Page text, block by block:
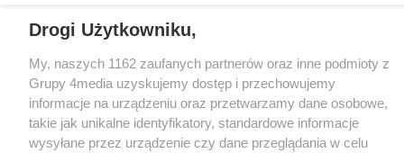
74.05%
Drogi Użytkowniku,
My, naszych 1162 zaufanych partnerów oraz inne podmioty z
Grupy 4media uzyskujemy dostęp i przechowujemy
informacje na urządzeniu oraz przetwarzamy dane osobowe,
takie jak unikalne identyfikatory, standardowe informacje
wysyłane przez urządzenie czy dane przeglądania w celu